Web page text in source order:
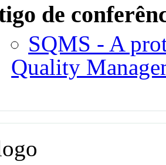
de
SQMS - A
Quality